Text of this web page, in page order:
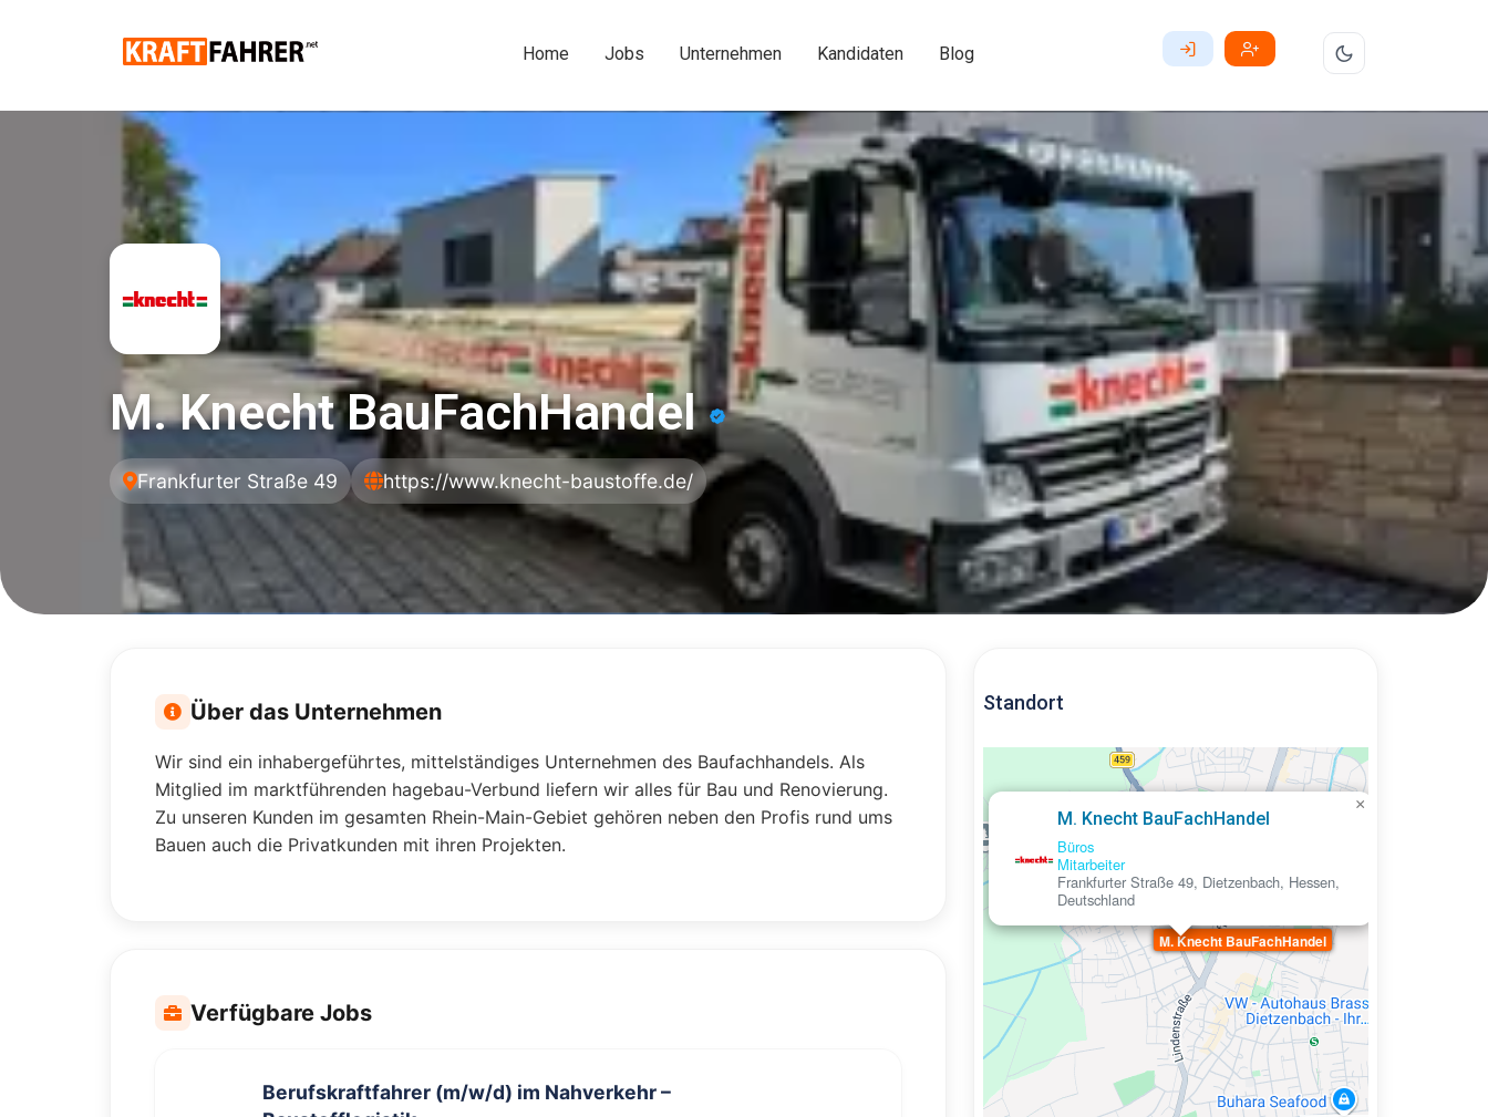
Home Jobs Unternehmen Kandidaten Blog
M. Knecht BauFachHandel
Frankfurter Straße 49 https://www.knecht-baustoffe.de/
Über das Unternehmen
Wir sind ein inhabergeführtes, mittelständiges Unternehmen des Baufachhandels. Als
Mitglied im marktführenden hagebau-Verbund liefern wir alles für Bau und Renovierung.
Zu unseren Kunden im gesamten Rhein-Main-Gebiet gehören neben den Profis rund ums
Bauen auch die Privatkunden mit ihren Projekten.
Verfügbare Jobs
Berufskraftfahrer (m/w/d) im Nahverkehr –
Standort
M. Knecht BauFachHandel
M. Knecht BauFachHandel
Büros
Mitarbeiter
Frankfurter Straße 49, Dietzenbach, Hessen,
Deutschland
×